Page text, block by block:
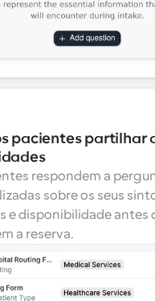
pacientes partilhar
respondem a
sobre os seus
e disponibilidade antes
a reserva.